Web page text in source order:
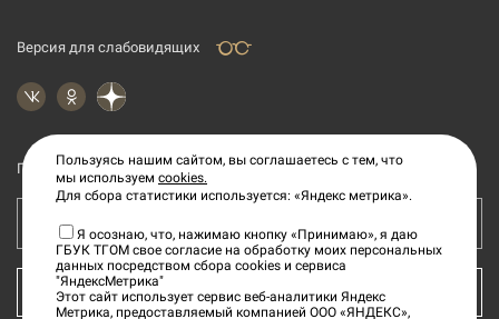
Версия для слабовидящих
Подпишитесь на рассылку новостей
Ваш e-mail адрес
КУПИТЬ БИЛЕТ
Пользуясь нашим сайтом, вы соглашаетесь с тем, что
мы используем cookies.
Для сбора статистики используется: «Яндекс метрика».
Я осознаю, что, нажимаю кнопку «Принимаю», я даю
ГБУК ТГОМ свое согласие на обработку моих персональных
данных посредством сбора cookies и сервиса
"ЯндексМетрика"
Этот сайт использует сервис веб-аналитики Яндекс
Метрика, предоставляемый компанией ООО «ЯНДЕКС»,